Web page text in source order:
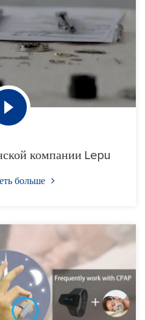
компании Lepu
больше